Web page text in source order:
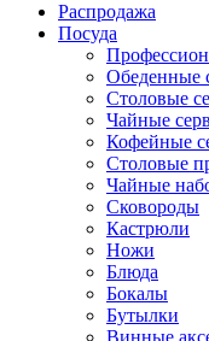
Распродажа
Посуда
Обеденные
Столовые
Чайные
Кофейные
Столовые
Чайные
Сковороды
Кастрюли
Ножи
Блюда
Бокалы
Бутылки
Винные